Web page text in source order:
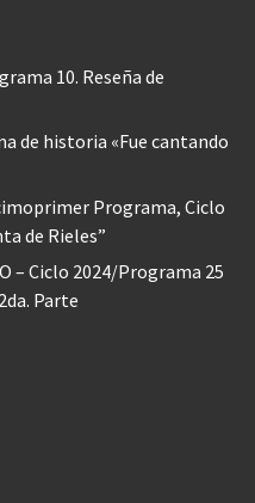
10. Reseña de
de historia «Fue cantando
Programa, Ciclo
de Rieles”
– Ciclo 2024/Programa 25
Parte